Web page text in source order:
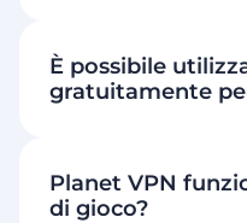
È possibile
gratuitamente
Planet VPN
di gioco?